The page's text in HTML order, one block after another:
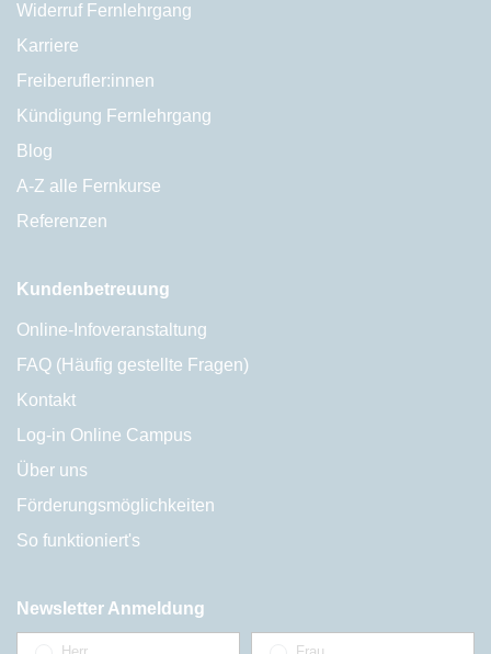
Widerruf Fernlehrgang
Karriere
Freiberufler:innen
Kündigung Fernlehrgang
Blog
A-Z alle Fernkurse
Referenzen
Kundenbetreuung
Online-Infoveranstaltung
FAQ (Häufig gestellte Fragen)
Kontakt
Log-in Online Campus
Über uns
Förderungsmöglichkeiten
So funktioniert's
Newsletter Anmeldung